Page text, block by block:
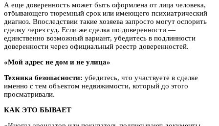
А еще доверенность может быть оформлена от лица человека,
отбывающего тюремный срок или имеющего психиатрический
диагноз. Впоследствии такие хозяева запросто могут оспорить
сделку через суд. Если же сделка по доверенности —
единственно возможный вариант, убедитесь в подлинности
доверенности через официальный реестр доверенностей.
«Мой адрес не дом и не улица»
Техника безопасности: убедитесь, что участвуете в сделке
именно с тем объектом недвижимости, который до этого
просматривали.
КАК ЭТО БЫВАЕТ